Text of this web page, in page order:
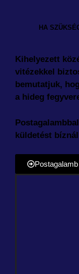
HA
Kihelyezett
vitézekkel
bemutatjuk,
a hideg
küldetést
Postagalamb